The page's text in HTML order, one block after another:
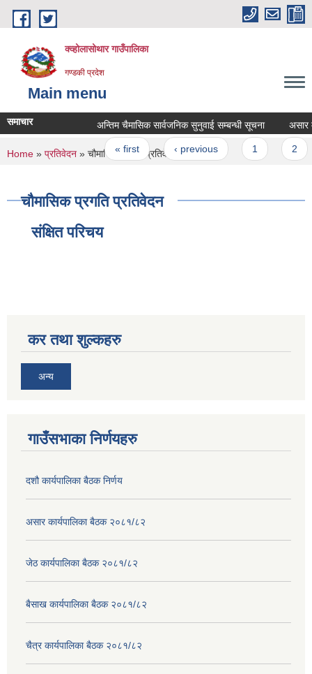
Skip to main content
क्व्होलासोथार गाउँपालिका
गण्डकी प्रदेश
Main menu
समाचार अन्तिम चैमासिक सार्वजनिक सुनुवाई सम्बन्धी सूचना असार
Pages
« first ‹ previous
You are here
Home » प्रतिवेदन » चौमासिक प्रगति प्रतिवेदन
चौमासिक प्रगति प्रतिवेदन
संक्षित परिचय
कर तथा शुल्कहरु
अन्य
गाउँसभाका निर्णयहरु
दशौ कार्यपालिका बैठक निर्णय
असार कार्यपालिका बैठक २०८१/८२
जेठ कार्यपालिका बैठक २०८१/८२
बैसाख कार्यपालिका बैठक २०८१/८२
चैत्र कार्यपालिका बैठक २०८१/८२